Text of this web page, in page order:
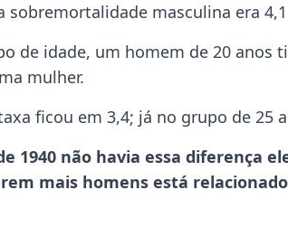
sobremortalidade masculina era
de idade, um homem de 20 anos
mulher.
ficou em 3,4; já no grupo de 25
1940 não havia essa diferença
mais homens está